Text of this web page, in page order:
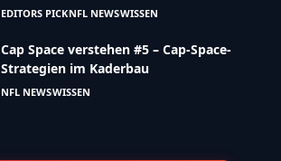
EDITORS PICKNFL NEWSWISSEN
Cap Space verstehen #5 – Cap-Space-
Strategien im Kaderbau
NFL NEWSWISSEN